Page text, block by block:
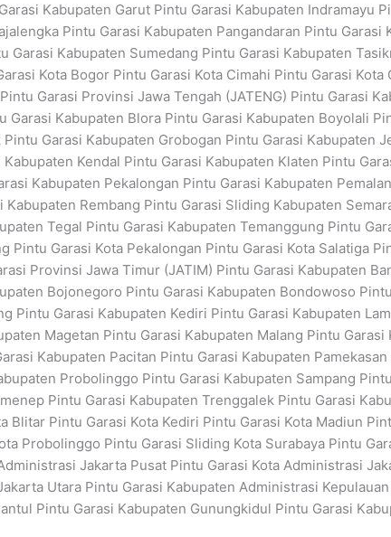
Kabupaten Garut Pintu Garasi Kabupaten Indramayu
Pintu Garasi Kabupaten Pangandaran Pintu Garasi
Kabupaten Sumedang Pintu Garasi Kabupaten
Kota Bogor Pintu Garasi Kota Cimahi Pintu Garasi
Garasi Provinsi Jawa Tengah (JATENG) Pintu Garasi
Kabupaten Blora Pintu Garasi Kabupaten Boyolali
Garasi Kabupaten Grobogan Pintu Garasi Kabupaten
Kendal Pintu Garasi Kabupaten Klaten Pintu
Kabupaten Pekalongan Pintu Garasi Kabupaten
Rembang Pintu Garasi Sliding Kabupaten
Tegal Pintu Garasi Kabupaten Temanggung Pintu
Garasi Kota Pekalongan Pintu Garasi Kota Salatiga
Provinsi Jawa Timur (JATIM) Pintu Garasi Kabupaten
Bojonegoro Pintu Garasi Kabupaten Bondowoso
Pintu Garasi Kabupaten Kediri Pintu Garasi Kabupaten
Magetan Pintu Garasi Kabupaten Malang Pintu
Kabupaten Pacitan Pintu Garasi Kabupaten
Probolinggo Pintu Garasi Kabupaten Sampang
Pintu Garasi Kabupaten Trenggalek Pintu Garasi
Pintu Garasi Kota Kediri Pintu Garasi Kota Madiun
Probolinggo Pintu Garasi Sliding Kota Surabaya Pintu
Jakarta Pusat Pintu Garasi Kota Administrasi
Utara Pintu Garasi Kabupaten Administrasi
Pintu Garasi Kabupaten Gunungkidul Pintu Garasi